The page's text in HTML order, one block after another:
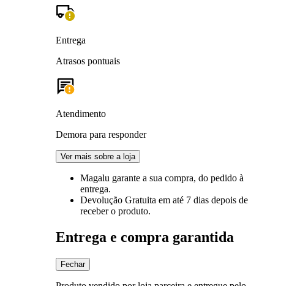
Entrega
Atrasos pontuais
Atendimento
Demora para responder
Ver mais sobre a loja
Magalu garante a sua compra, do pedido à
entrega.
Devolução Gratuita em até 7 dias depois de
receber o produto.
Entrega e compra garantida
Fechar